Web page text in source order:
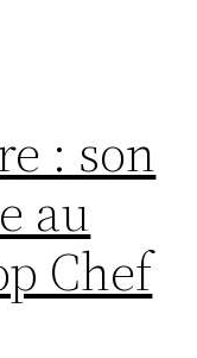
: son
au
Chef